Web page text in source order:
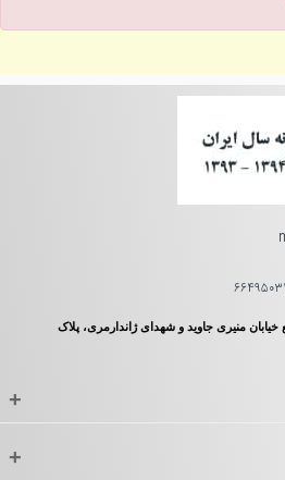
خیابان منیری جاوید و شهدای ژاندارمری، پلاک
+
+